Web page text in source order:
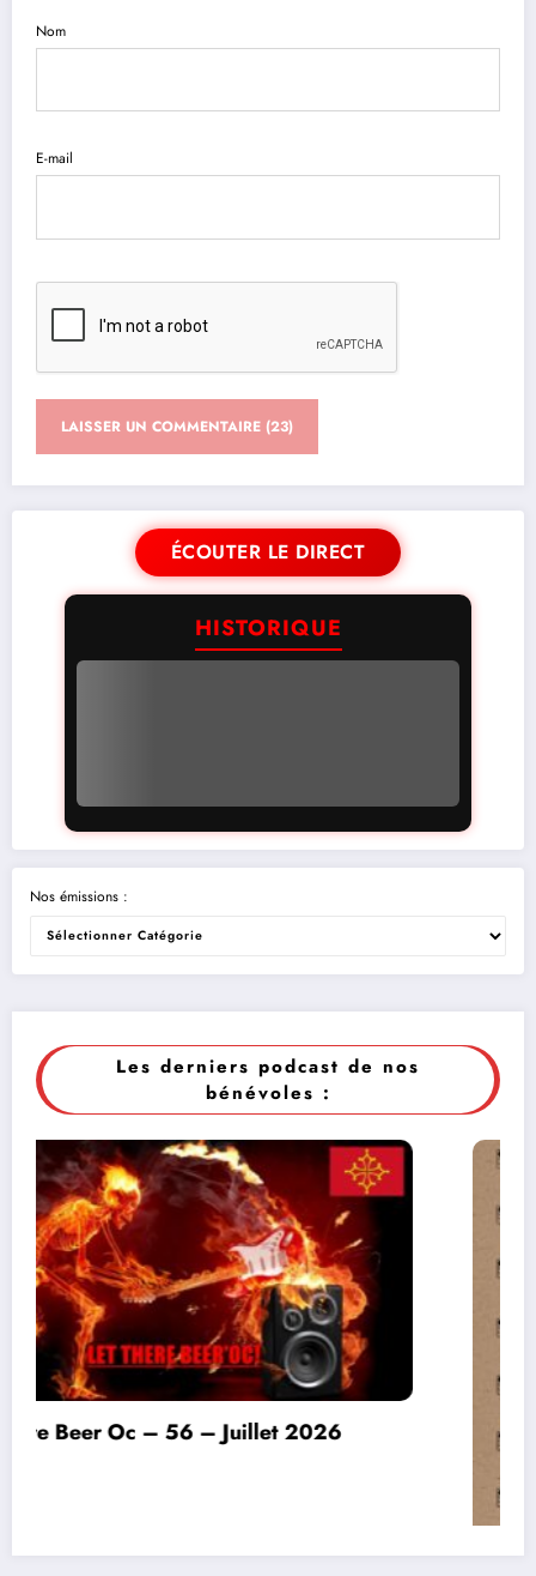
Nom
E-mail
ÉCOUTER LE DIRECT
HISTORIQUE
Nos émissions :
Les derniers podcast de nos
bénévoles :